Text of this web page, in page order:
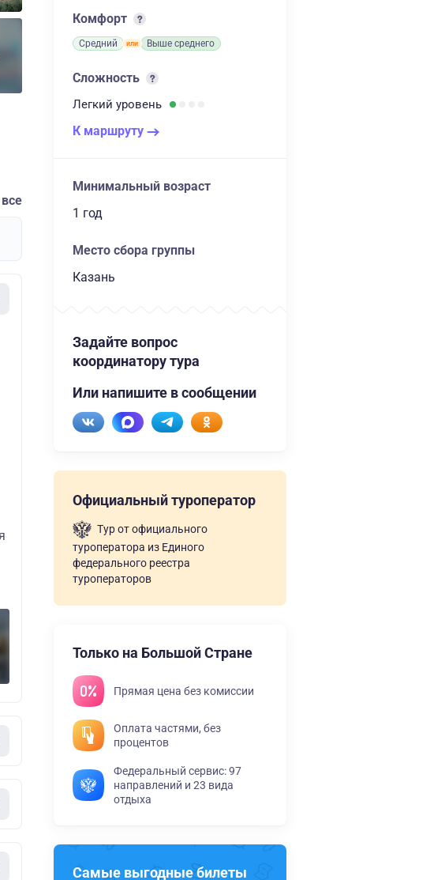
Комфорт
Средний Выше среднего
Сложность
Легкий уровень
К маршруту
Минимальный возраст
1 год
Место сбора группы
Казань
Задайте вопрос
координатору тура
Или напишите в сообщении
Официальный туроператор
Тур от официального
туроператора из Единого
федерального реестра
туроператоров
Только на Большой Стране
Прямая цена без комиссии
Оплата частями, без
процентов
Федеральный сервис: 97
направлений и 23 вида
отдыха
Самые выгодные билеты